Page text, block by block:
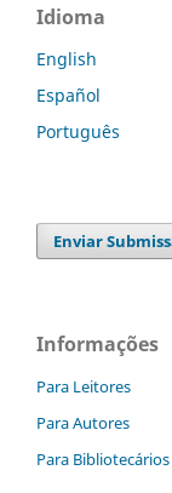
Idioma
English
Español
Português
Enviar
Informações
Para Leitores
Para Autores
Para Bibliotecários